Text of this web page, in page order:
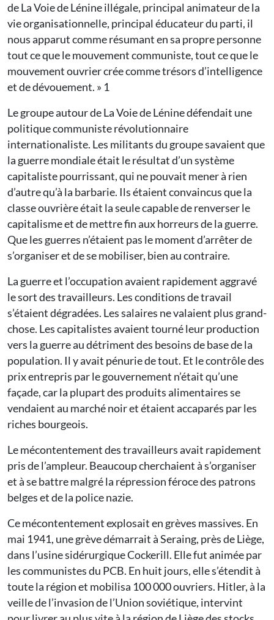
de La Voie de Lénine illégale, principal animateur de la
vie organisationnelle, principal éducateur du parti, il
nous apparut comme résumant en sa propre personne
tout ce que le mouvement communiste, tout ce que le
mouvement ouvrier crée comme trésors d’intelligence
et de dévouement. » 1
Le groupe autour de La Voie de Lénine défendait une
politique communiste révolutionnaire
internationaliste. Les militants du groupe savaient que
la guerre mondiale était le résultat d’un système
capitaliste pourrissant, qui ne pouvait mener à rien
d’autre qu’à la barbarie. Ils étaient convaincus que la
classe ouvrière était la seule capable de renverser le
capitalisme et de mettre fin aux horreurs de la guerre.
Que les guerres n’étaient pas le moment d’arrêter de
s’organiser et de se mobiliser, bien au contraire.
La guerre et l’occupation avaient rapidement aggravé
le sort des travailleurs. Les conditions de travail
s’étaient dégradées. Les salaires ne valaient plus grand-
chose. Les capitalistes avaient tourné leur production
vers la guerre au détriment des besoins de base de la
population. Il y avait pénurie de tout. Et le contrôle des
prix entrepris par le gouvernement n’était qu’une
façade, car la plupart des produits alimentaires se
vendaient au marché noir et étaient accaparés par les
riches bourgeois.
Le mécontentement des travailleurs avait rapidement
pris de l’ampleur. Beaucoup cherchaient à s’organiser
et à se battre malgré la répression féroce des patrons
belges et de la police nazie.
Ce mécontentement explosait en grèves massives. En
mai 1941, une grève démarrait à Seraing, près de Liège,
dans l’usine sidérurgique Cockerill. Elle fut animée par
les communistes du PCB. En huit jours, elle s’étendit à
toute la région et mobilisa 100 000 ouvriers. Hitler, à la
veille de l’invasion de l’Union soviétique, intervint